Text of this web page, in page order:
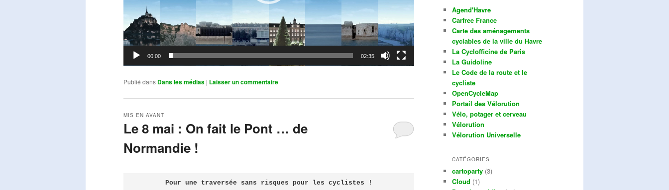
00:00 02:35
Publié dans Dans les médias | Laisser un commentaire
Le 8 mai : On fait le Pont … de
Normandie !
MIS EN AVANT
Pour une traversée sans risques pour les cyclistes !
Agend'Havre
Carfree France
Carte des aménagements
cyclables de la ville du Havre
La Cyclofficine de Paris
La Guidoline
Le Code de la route et le
cycliste
OpenCycleMap
Portail des Vélorution
Vélo, potager et cerveau
Vélorution
Vélorution Universelle
CATÉGORIES
cartoparty (3)
Cloud (1)